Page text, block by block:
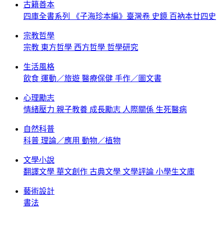
古籍善本
四庫全書系列
《子海珍本編》臺灣卷 史鏡 百衲本廿四史
宗教哲學
宗教 東方哲學 西方哲學 哲學研究
生活風格
飲食 運動／旅遊 醫療保健 手作／圖文書
心理勵志
情緒壓力 親子教養 成長勵志 人際關係 生死醫病
自然科普
科普 理論／應用 動物／植物
文學小說
翻譯文學 華文創作 古典文學 文學評論 小學生文庫
藝術設計
書法